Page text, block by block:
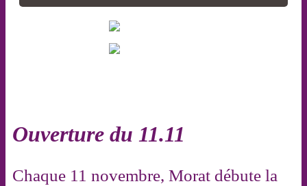
Ouverture du 11.11
Chaque 11 novembre, Morat débute la